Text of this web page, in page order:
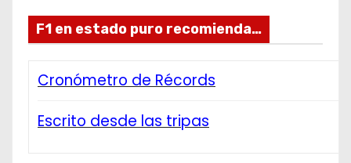
F1 en estado puro recomienda…
Cronómetro de Récords
Escrito desde las tripas